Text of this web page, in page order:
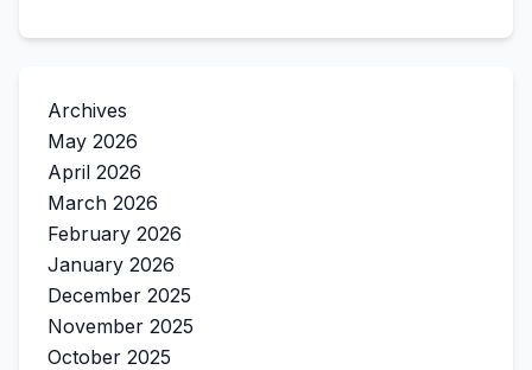
Archives
May 2026
April 2026
March 2026
February 2026
January 2026
December 2025
November 2025
October 2025